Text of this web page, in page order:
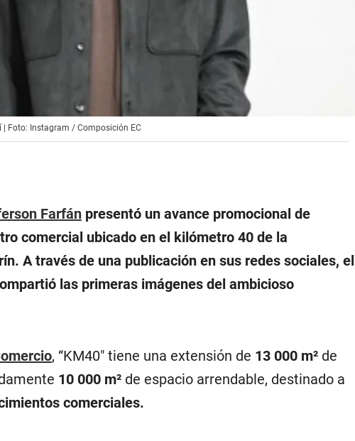
| Foto: Instagram / Composición EC
Farfánpresentó un avance promocional de
comercial ubicado en el kilómetro 40 de la
A través de una publicación en sus redes sociales, el
las primeras imágenes del ambicioso
, “KM40″ tiene una extensión de 13 000 m²de
10 000 m²de espacio arrendable, destinado a
comerciales.